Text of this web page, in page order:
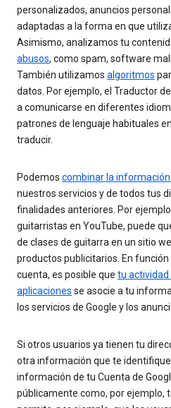
personalizados, anuncios
adaptadas a la forma en que
Asimismo, analizamos tu
abusos, como spam, software
También utilizamos algoritmos
datos. Por ejemplo, el Traductor
a comunicarse en diferentes
patrones de lenguaje habituales
traducir.
Podemos combinar la
nuestros servicios y de todos tus
finalidades anteriores. Por
guitarristas en YouTube, puede
de clases de guitarra en un sitio
productos publicitarios. En
cuenta, es posible que tu actividad
aplicaciones se asocie a tu
los servicios de Google y los
Si otros usuarios ya tienen tu
otra información que te
información de tu Cuenta de
públicamente como, por ejemplo,